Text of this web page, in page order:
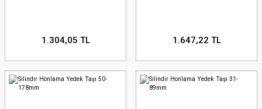
1.304,05 TL 1.647,22 TL